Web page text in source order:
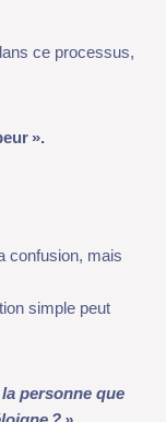
mais nous
simple peut servir
que je veux
parfaite et